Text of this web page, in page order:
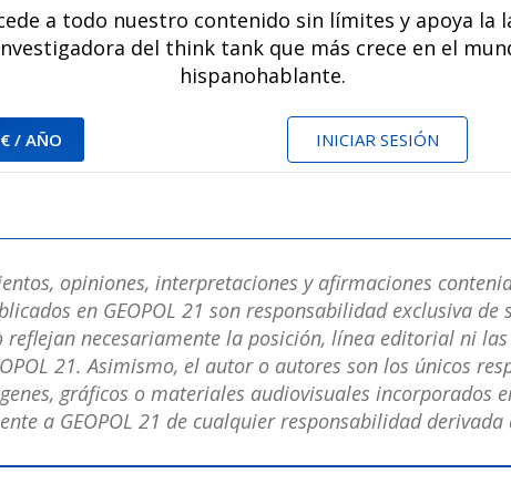
a todo nuestro contenido sin límites y apoya la
del think tank que más crece en el
hispanohablante.
€ / AÑO INICIAR SESIÓN
opiniones, interpretaciones y afirmaciones
en GEOPOL 21 son responsabilidad exclusiva de
reflejan necesariamente la posición, línea editorial ni
21. Asimismo, el autor o autores son los únicos
gráficos o materiales audiovisuales incorporados
a GEOPOL 21 de cualquier responsabilidad